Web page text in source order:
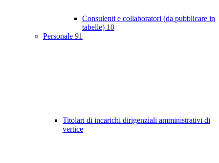
Consulenti e collaboratori (da pubblicare in
tabelle) 10
Personale 91
Titolari di incarichi dirigenziali amministrativi di
vertice